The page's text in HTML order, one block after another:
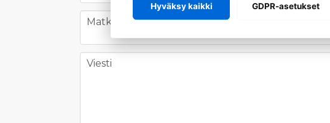
phone
Matkapuhelinnumero
Viesti
Hyväksy kaikki GDPR-asetukset